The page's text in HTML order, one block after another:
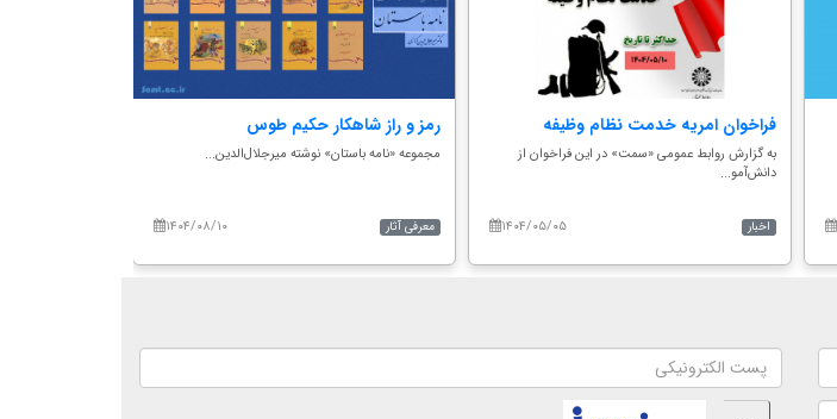
رمز و راز شاهکار حکیم طوس
مجموعه‌ «نامه باستان» نوشته‌ میرجلال‌الدین...
۱۴۰۴/۰۸/۱۰ معرفی آثار
فراخوان امریه خدمت نظام وظیفه
به گزارش روابط عمومی «سمت» در این فراخوان از
دانش‌آمو...
۱۴۰۴/۰۵/۰۵ اخبار